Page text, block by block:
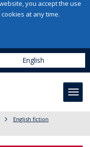
you accept the use
at any time.
English
English fiction